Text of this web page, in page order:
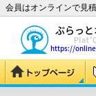
会員はオンラインで見